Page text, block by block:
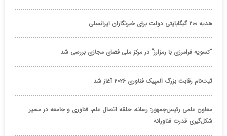
هدیه ۲۰۰ گیگابایتی دولت برای خبرنگاران ایرانسلی
“تسویه فرامرزی با رمزارز” در مرکز ملی فضای مجازی بررسی شد
ثبت‌نام رقابت بزرگ المپیک فناوری ۲۰۲۶ آغاز شد
معاون علمی رئیس‌جمهور: رسانه، حلقه اتصال علم، فناوری و جامعه در مسیر
شکل‌گیری قدرت فناورانه